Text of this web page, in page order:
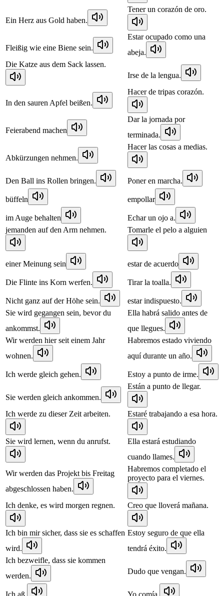
Ein Herz aus Gold haben.
Tener un corazón de oro.
Fleißig wie eine Biene sein.
Estar ocupado como una
abeja.
Die Katze aus dem Sack lassen.
Irse de la lengua.
In den sauren Apfel beißen.
Hacer de tripas corazón.
Feierabend machen
Dar la jornada por
terminada.
Abkürzungen nehmen.
Hacer las cosas a medias.
Den Ball ins Rollen bringen. Poner en marcha.
büffeln empollar
im Auge behalten
Echar un ojo a.
jemanden auf den Arm nehmen.
Tomarle el pelo a alguien
einer Meinung sein estar de acuerdo
Die Flinte ins Korn werfen. Tirar la toalla.
Nicht ganz auf der Höhe sein.
estar indispuesto.
Sie wird gegangen sein, bevor du
ankommst.
Ella habrá salido antes de
que llegues.
Wir werden hier seit einem Jahr
wohnen.
Habremos estado viviendo
aquí durante un año.
Ich werde gleich gehen. Estoy a punto de irme.
Sie werden gleich ankommen.
Están a punto de llegar.
Ich werde zu dieser Zeit arbeiten. Estaré trabajando a esa hora.
Sie wird lernen, wenn du anrufst.
Ella estará estudiando
cuando llames.
Wir werden das Projekt bis Freitag
abgeschlossen haben.
Habremos completado el
proyecto para el viernes.
Ich denke, es wird morgen regnen. Creo que lloverá mañana.
Ich bin mir sicher, dass sie es schaffen
wird.
Estoy seguro de que ella
tendrá éxito.
Ich bezweifle, dass sie kommen
werden.
Dudo que vengan.
Ich aß. Yo comía.